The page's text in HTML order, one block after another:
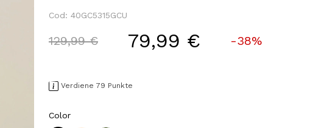
Cod: 40GC5315GCU
Price reduced from
129,99 €to 79,99 € -38%
Verdiene 79 Punkte
Color